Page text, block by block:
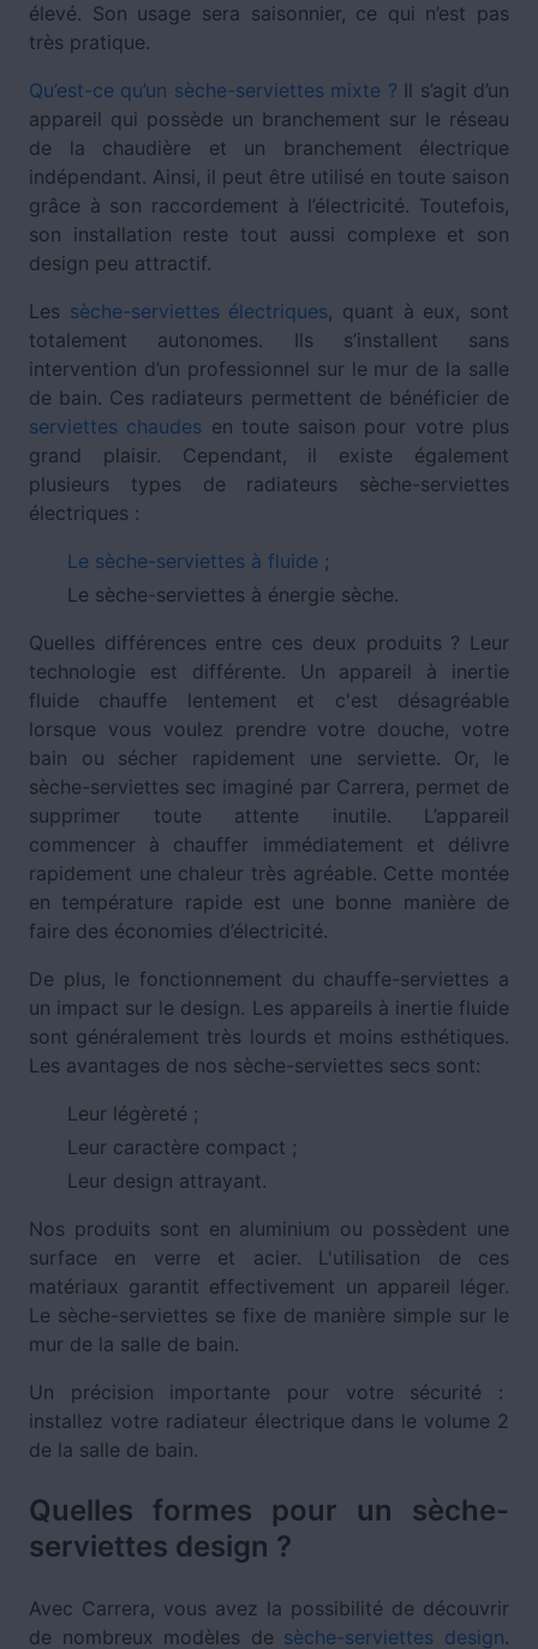
élevé. Son usage sera saisonnier, ce qui n’est pas
très pratique.
Qu’est-ce qu’un sèche-serviettes mixte ? Il s’agit d’un
appareil qui possède un branchement sur le réseau
de la chaudière et un branchement électrique
indépendant. Ainsi, il peut être utilisé en toute saison
grâce à son raccordement à l’électricité. Toutefois,
son installation reste tout aussi complexe et son
design peu attractif.
Les sèche-serviettes électriques, quant à eux, sont
totalement autonomes. Ils s’installent sans
intervention d’un professionnel sur le mur de la salle
de bain. Ces radiateurs permettent de bénéficier de
serviettes chaudes en toute saison pour votre plus
grand plaisir. Cependant, il existe également
plusieurs types de radiateurs sèche-serviettes
électriques :
Le sèche-serviettes à fluide ;
Le sèche-serviettes à énergie sèche.
Quelles différences entre ces deux produits ? Leur
technologie est différente. Un appareil à inertie
fluide chauffe lentement et c'est désagréable
lorsque vous voulez prendre votre douche, votre
bain ou sécher rapidement une serviette. Or, le
sèche-serviettes sec imaginé par Carrera, permet de
supprimer toute attente inutile. L’appareil
commencer à chauffer immédiatement et délivre
rapidement une chaleur très agréable. Cette montée
en température rapide est une bonne manière de
faire des économies d’électricité.
De plus, le fonctionnement du chauffe-serviettes a
un impact sur le design. Les appareils à inertie fluide
sont généralement très lourds et moins esthétiques.
Les avantages de nos sèche-serviettes secs sont:
Leur légèreté ;
Leur caractère compact ;
Leur design attrayant.
Nos produits sont en aluminium ou possèdent une
surface en verre et acier. L'utilisation de ces
matériaux garantit effectivement un appareil léger.
Le sèche-serviettes se fixe de manière simple sur le
mur de la salle de bain.
Un précision importante pour votre sécurité :
installez votre radiateur électrique dans le volume 2
de la salle de bain.
Quelles formes pour un sèche-
serviettes design ?
Avec Carrera, vous avez la possibilité de découvrir
de nombreux modèles de sèche-serviettes design.